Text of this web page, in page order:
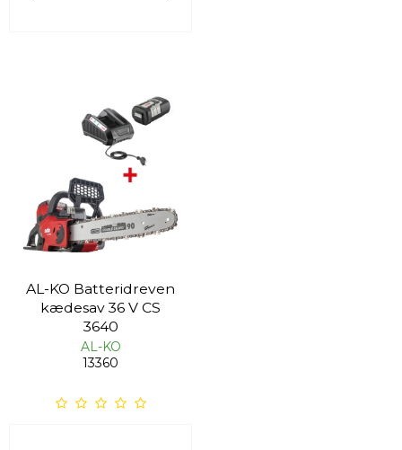
AL-KO Batteridreven
kædesav 36 V CS
3640
AL-KO
13360